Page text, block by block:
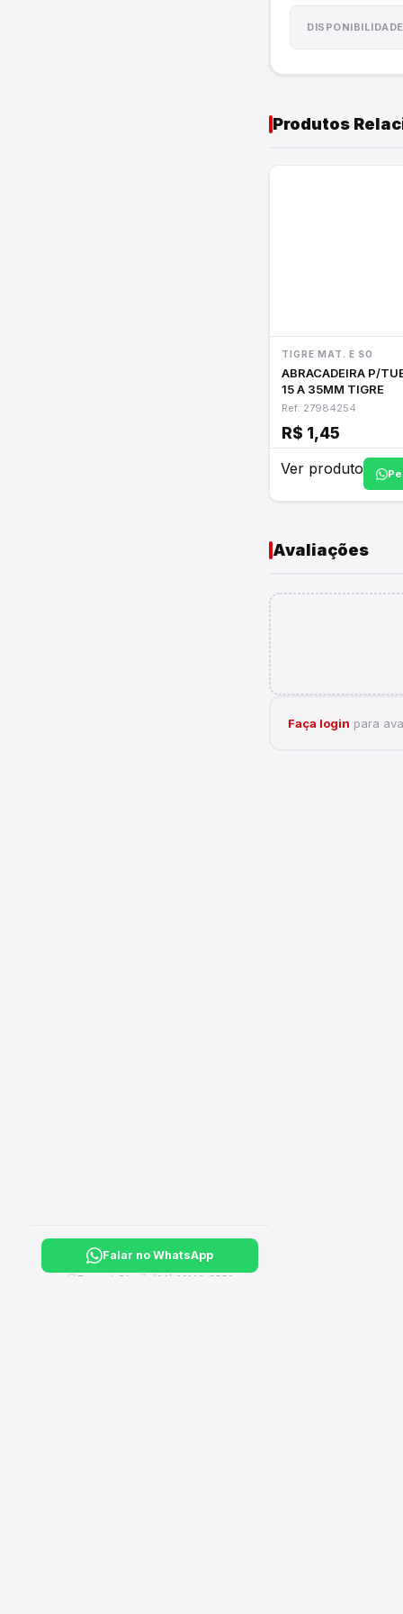
Falar no WhatsApp
Tucuruí, PA · (94) 99149-3550
DISPONIBILIDADE
Produtos
TIGRE MAT. E SO
ABRACADEIRA P/TUBOS
15 A 35MM TIGRE
Ref: 27984254
R$ 1,45
Ver produto
Avaliações
Faça login para